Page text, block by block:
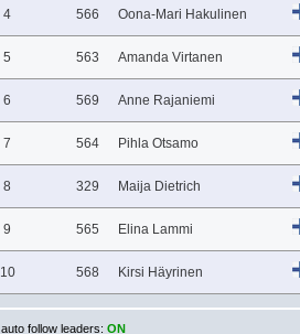
4 566 Oona-Mari Hakulinen
5 563 Amanda Virtanen
6 569 Anne Rajaniemi
7 564 Pihla Otsamo
8 329 Maija Dietrich
9 565 Elina Lammi
10 568 Kirsi Häyrinen
auto follow leaders: ON